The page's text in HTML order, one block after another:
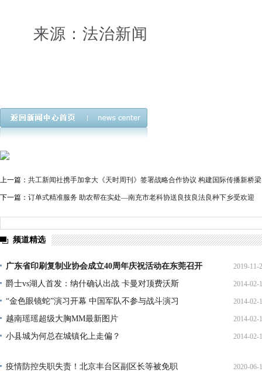
来源：法治新闻
上一篇： 共工新闻社携手加拿大《天时周刊》签署战略合作协议 构建国际传播新桥梁
下一篇： 订单式精准服务 助农帮在实处—南充市老科协送良技良法良种下乡受欢迎
频道精选
广东省印刷复制业协会成立40周年庆祝活动在东莞召开 2019-11-
爵士vs湖人首发：纳什确认出战 卡曼对顶费沃斯 2014-02-
“金色眼镜蛇”演习开幕 中国军队不参与战斗演习 2014-02-
越南瑶瑶超级大胸MM最新图片 2014-02-
小县城为何总在城镇化上走偏？ 2014-02-
疫情防控失职失责！北京丰台区副区长等被免职 2020-06-